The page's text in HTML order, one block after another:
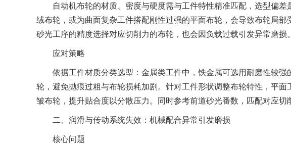
自动机布轮的材质、密度与硬度需与工件特性精准匹配，选型偏差
绒布轮，或为曲面复杂工件搭配刚性过强的平面布轮，会导致布轮局
砂光工序的精度选择对应切削力的布轮，也会因负载过载引发异常磨损。
应对策略
依据工件材质分类选型：金属类工件中，铁金属可选用耐磨性较强
轮，避免抛痕过粗与布轮损耗加剧。针对工件形状调整布轮特性，平
皱布轮，提升贴合度以分散压力。同时参考前道砂光番数，匹配对应切
二、润滑与传动系统失效：机械配合异常引发磨损
核心问题